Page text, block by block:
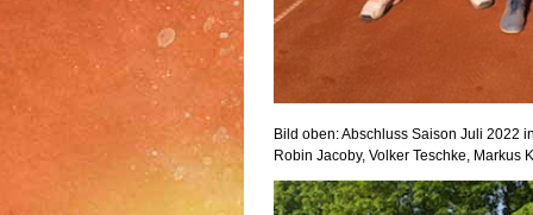
Bild oben: Abschluss Saison Juli 2022
Robin Jacoby, Volker Teschke, Markus